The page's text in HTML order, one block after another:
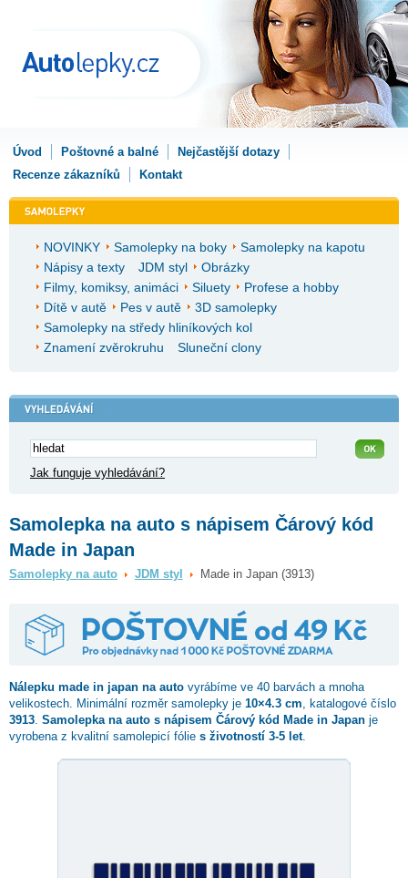
Úvod Poštovné a balné
Nejčastější dotazy
Recenze zákazníků
Kontakt
NOVINKY Samolepky na boky
Samolepky na kapotu
Nápisy a texty
JDM styl
Obrázky
Filmy, komiksy, animáci
Siluety
Profese a hobby
Dítě v autě
Pes v autě
3D samolepky
Samolepky na středy hliníkových kol
Znamení zvěrokruhu
Sluneční clony
Jak funguje vyhledávání?
Samolepka na auto s nápisem Čárový kód
Made in Japan
Samolepky na auto JDM styl Made in Japan (3913)
Nálepku made in japan na auto vyrábíme ve 40 barvách a mnoha
velikostech. Minimální rozměr samolepky je 10×4.3 cm , katalogové číslo
3913 Samolepka na auto s nápisem Čárový kód Made in Japan je
vyrobena z kvalitní samolepicí fólie s životností 3-5 let.